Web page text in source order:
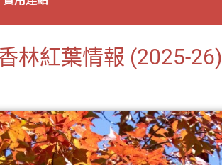
林紅葉情報 (2025-26)